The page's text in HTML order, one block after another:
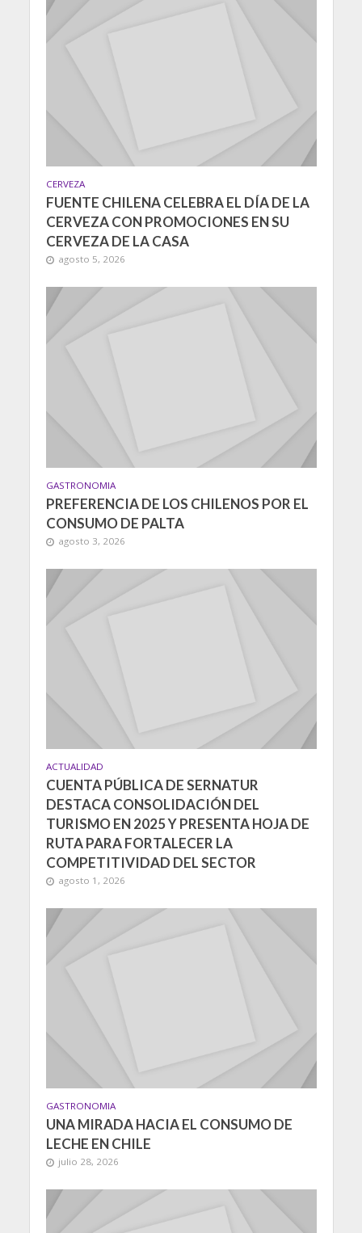
CERVEZA
FUENTE CHILENA CELEBRA EL DÍA DE LA
CERVEZA CON PROMOCIONES EN SU
CERVEZA DE LA CASA
agosto 5, 2026
GASTRONOMIA
PREFERENCIA DE LOS CHILENOS POR EL
CONSUMO DE PALTA
agosto 3, 2026
ACTUALIDAD
CUENTA PÚBLICA DE SERNATUR
DESTACA CONSOLIDACIÓN DEL
TURISMO EN 2025 Y PRESENTA HOJA DE
RUTA PARA FORTALECER LA
COMPETITIVIDAD DEL SECTOR
agosto 1, 2026
GASTRONOMIA
UNA MIRADA HACIA EL CONSUMO DE
LECHE EN CHILE
julio 28, 2026